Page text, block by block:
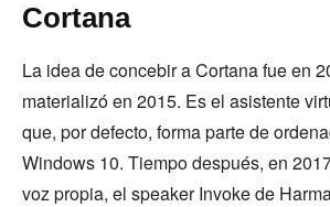
Cortana
La idea de concebir a Cortana fue en
materializó en 2015. Es el asistente
que, por defecto, forma parte de
Windows 10. Tiempo después, en
voz propia, el speaker Invoke de